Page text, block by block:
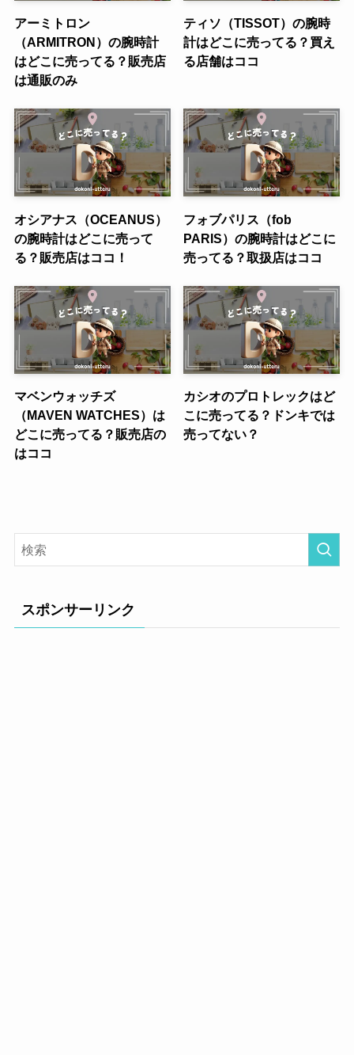
アーミトロン
（ARMITRON）の腕時計
はどこに売ってる？販売店
は通販のみ
ティソ（TISSOT）の腕時
計はどこに売ってる？買え
る店舗はココ
オシアナス（OCEANUS）
の腕時計はどこに売って
る？販売店はココ！
フォブパリス（fob
PARIS）の腕時計はどこに
売ってる？取扱店はココ
マベンウォッチズ
（MAVEN WATCHES）は
どこに売ってる？販売店の
はココ
カシオのプロトレックはど
こに売ってる？ドンキでは
売ってない？
スポンサーリンク